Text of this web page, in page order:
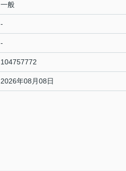
一般
-
-
104757772
2026年08月08日